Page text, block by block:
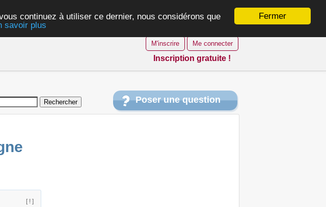
Fermer
continuez à utiliser ce dernier, nous considérons que
savoir plus
M'inscrire Me connecter
Inscription gratuite !
Poser une question
[ ! ]